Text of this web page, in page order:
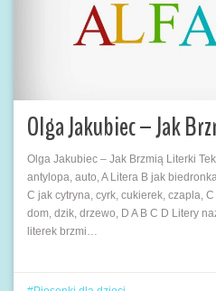
Olga Jakubiec – Jak
Olga Jakubiec – Jak Brzmią Literki
antylopa, auto, A Litera B jak
C jak cytryna, cyrk, cukierek, czapla,
dom, dzik, drzewo, D A B C D Litery
literek brzmi…